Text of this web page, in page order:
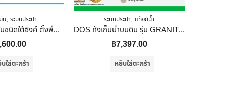
น, ระบบประปา
DOS ถังดักไขมันชนิดใต้ซิงค์ ตั้งพื้น รุ่น GT-01/BK-90L ขนาด 90 ลิตร สีดำ
ใส่ตะกร้า
ระบบประปา, แท็งก์น้ำ
DOS ถังเก็บน้ำบนดิน รุ่น GRANITO ขนาด 700 ลิตร สี Sandy Brown (SB)
฿7,397.00
หยิบใส่ตะกร้า